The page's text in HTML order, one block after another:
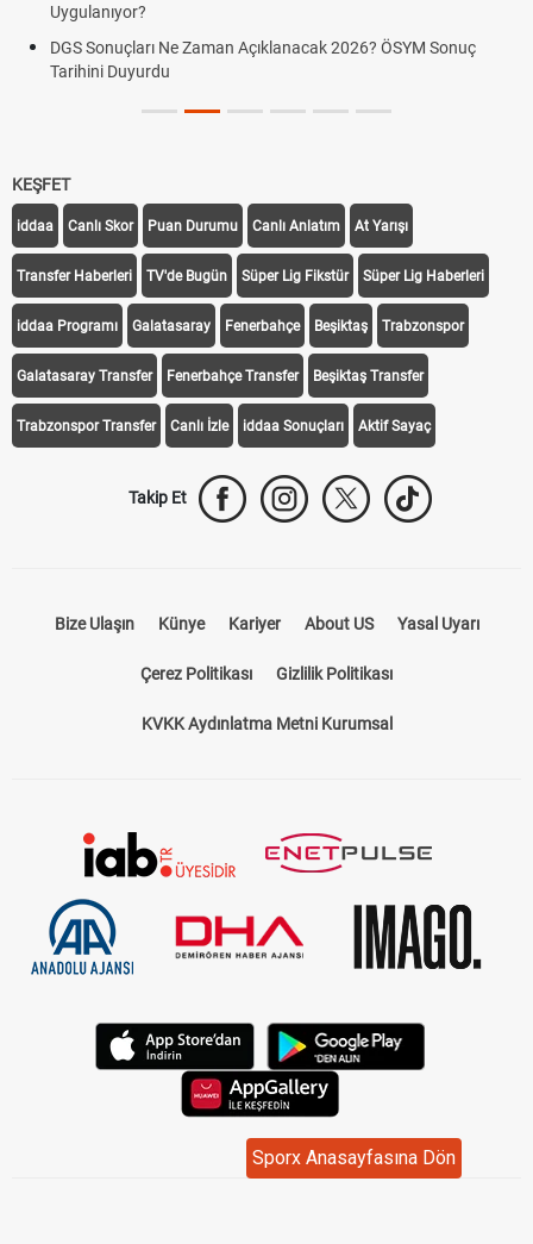
Sporx Anasayfasına Dön
Uygulanıyor?
DGS Sonuçları Ne Zaman Açıklanacak 2026? ÖSYM Sonuç
Tarihini Duyurdu
KEŞFET
iddaa Canlı Skor Puan Durumu Canlı Anlatım At Yarışı
Transfer Haberleri TV'de Bugün Süper Lig Fikstür Süper Lig Haberleri
iddaa Programı Galatasaray Fenerbahçe Beşiktaş Trabzonspor
Galatasaray Transfer Fenerbahçe Transfer Beşiktaş Transfer
Trabzonspor Transfer Canlı İzle iddaa Sonuçları Aktif Sayaç
Takip Et
Bize Ulaşın Künye Kariyer About US Yasal Uyarı
Çerez Politikası Gizlilik Politikası
KVKK Aydınlatma Metni Kurumsal